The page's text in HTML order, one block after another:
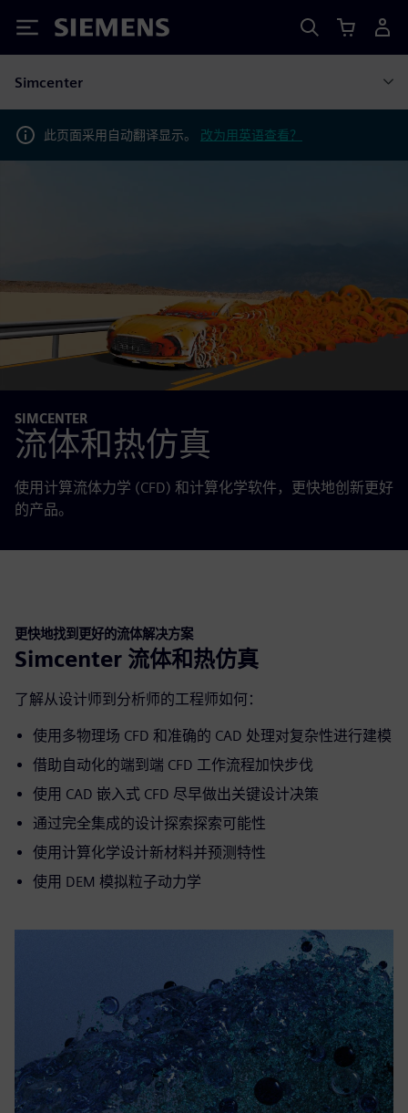
Siemens
Simcenter
此页面采用自动翻译显示。 改为用英语查看？
SIMCENTER
流体和热仿真
使用计算流体力学 (CFD) 和计算化学软件，更快地创新更好
的产品。
更快地找到更好的流体解决方案
Simcenter 流体和热仿真
了解从设计师到分析师的工程师如何：
使用多物理场 CFD 和准确的 CAD 处理对复杂性进行建模
借助自动化的端到端 CFD 工作流程加快步伐
使用 CAD 嵌入式 CFD 尽早做出关键设计决策
通过完全集成的设计探索探索可能性
使用计算化学设计新材料并预测特性
使用 DEM 模拟粒子动力学